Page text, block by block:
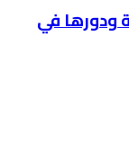
ودورها في